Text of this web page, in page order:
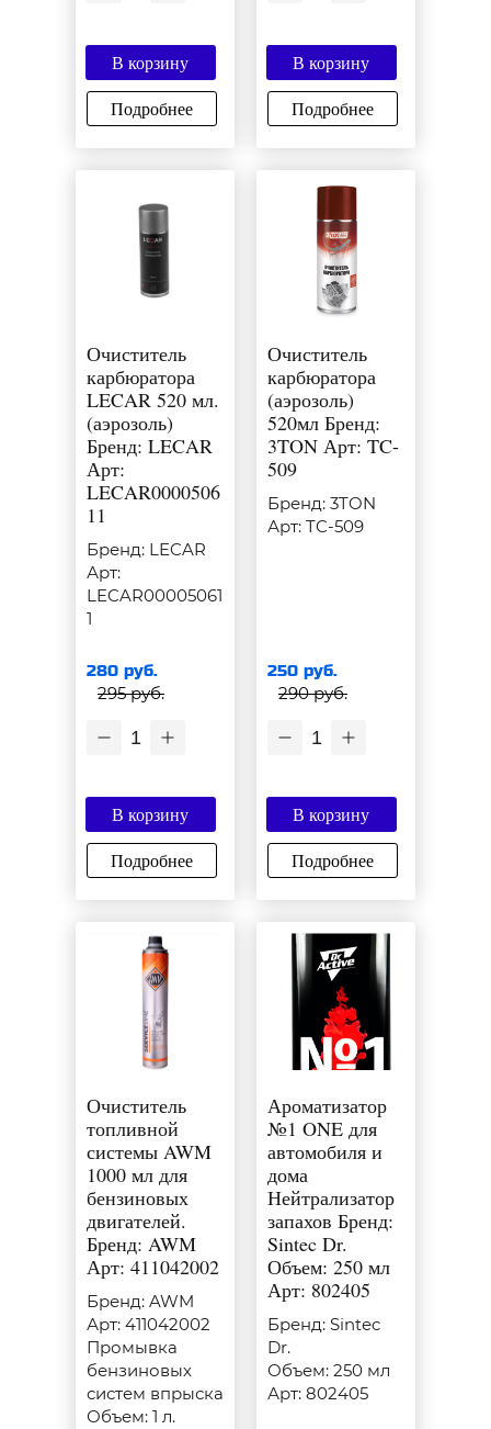
В корзину
Подробнее
В корзину
Подробнее
Очиститель
карбюратора
LECAR 520 мл.
(аэрозоль)
Бренд: LECAR
Арт:
LECAR0000506
11
Бренд: LECAR
Арт:
LECAR00005061
1
280 руб.
295 руб.
1
В корзину
Подробнее
Очиститель
карбюратора
(аэрозоль)
520мл Бренд:
3TON Арт: TC-
509
Бренд: 3TON
Арт: TC-509
250 руб.
290 руб.
1
В корзину
Подробнее
Очиститель
топливной
системы AWM
1000 мл для
бензиновых
двигателей.
Бренд: AWM
Арт: 411042002
Бренд: AWM
Арт: 411042002
Промывка
бензиновых
систем впрыска
Объем: 1 л.
Ароматизатор
№1 ONE для
автомобиля и
дома
Нейтрализатор
запахов Бренд:
Sintec Dr.
Объем: 250 мл
Арт: 802405
Бренд: Sintec
Dr.
Объем: 250 мл
Арт: 802405